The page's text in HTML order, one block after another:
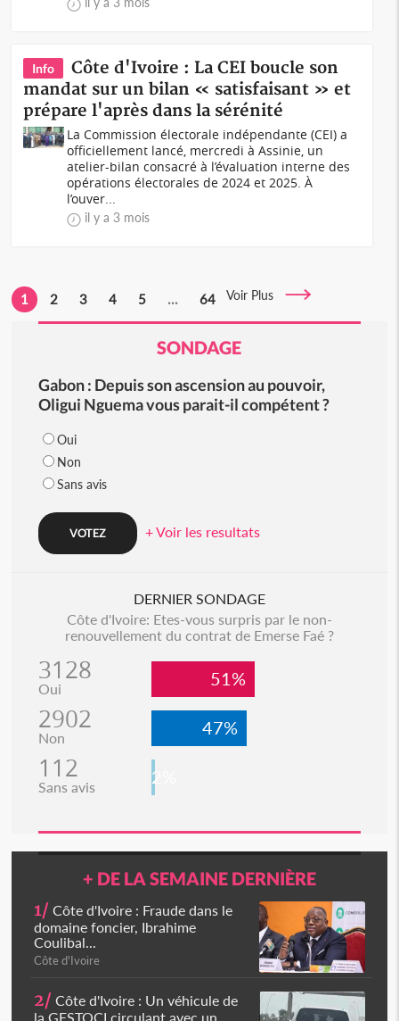
Info
Côte d'Ivoire : La CEI boucle son
mandat sur un bilan « satisfaisant » et
prépare l'après dans la sérénité
La Commission électorale indépendante (CEI) a
officiellement lancé, mercredi à Assinie, un
atelier-bilan consacré à l’évaluation interne des
opérations électorales de 2024 et 2025. À
l’ouver...
il y a 3 mois
1 2 3 4 5 ... 64 Voir Plus
SONDAGE
Gabon : Depuis son ascension au pouvoir,
Oligui Nguema vous parait-il compétent ?
Oui
Non
Sans avis
+ Voir les resultats
DERNIER SONDAGE
Côte d'Ivoire: Etes-vous surpris par le non-
renouvellement du contrat de Emerse Faé ?
3128
Oui 51%
2902
Non 47%
112
Sans avis 2%
+ DE LA SEMAINE DERNIÈRE
1/ Côte d'Ivoire : Fraude dans le
domaine foncier, Ibrahime
Coulibal...
Côte d'Ivoire
2/ Côte d'Ivoire : Un véhicule de
la GESTOCI circulant avec un